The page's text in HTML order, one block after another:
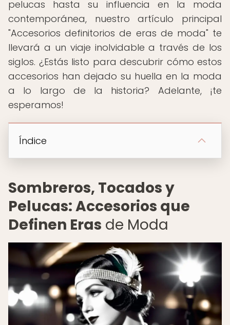
pelucas hasta su influencia en la moda
contemporánea, nuestro artículo principal
"Accesorios definitorios de eras de moda" te
llevará a un viaje inolvidable a través de los
siglos. ¿Estás listo para descubrir cómo estos
accesorios han dejado su huella en la moda
a lo largo de la historia? Adelante, ¡te
esperamos!
Índice
Sombreros, Tocados y
Pelucas: Accesorios que
Definen Eras de Moda